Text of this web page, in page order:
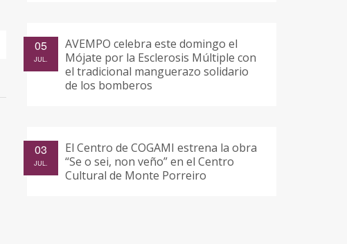
AVEMPO celebra este domingo el
Mójate por la Esclerosis Múltiple con
el tradicional manguerazo solidario
de los bomberos
05
JUL.
El Centro de COGAMI estrena la obra
“Se o sei, non veño” en el Centro
Cultural de Monte Porreiro
03
JUL.